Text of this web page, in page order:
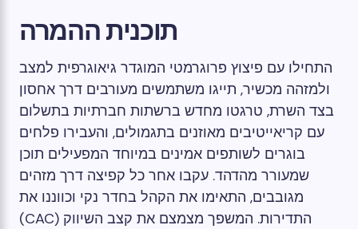
תוכנית ההמרה
התחילו עם פיצוץ פרוגרמטי המוגדר גיאוגרפית למצב
ולמזהה מכשיר, תייגו משתמשים מעורבים דרך אחסון
בצד השרת, טרגטו מחדש ברשתות חברתיות בתשלום
עם קריאייטיבים מאוזנים בתגמולים, והעבירו פלחים
בוגרים לשותפים אמינים במיוחד המפעילים תוכן
שמעורר מהדהד. עקבו אחר כל קפיצה דרך מזהים
מגובבים, התאימו את הקהל בחדר נקי וכווננו את
התדירות. המשפך מצמצם את קצב השיווק (CAC)